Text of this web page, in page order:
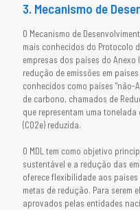
3. Mecanismo de
O Mecanismo de
mais conhecidos do Protocolo
empresas dos países do
redução de emissões em
conhecidos como países "não-
de carbono, chamados de
que representam uma
(CO2e) reduzida.
O MDL tem como objetivo
sustentável e a redução das
oferece flexibilidade aos
metas de redução. Para serem
aprovados pelas entidades